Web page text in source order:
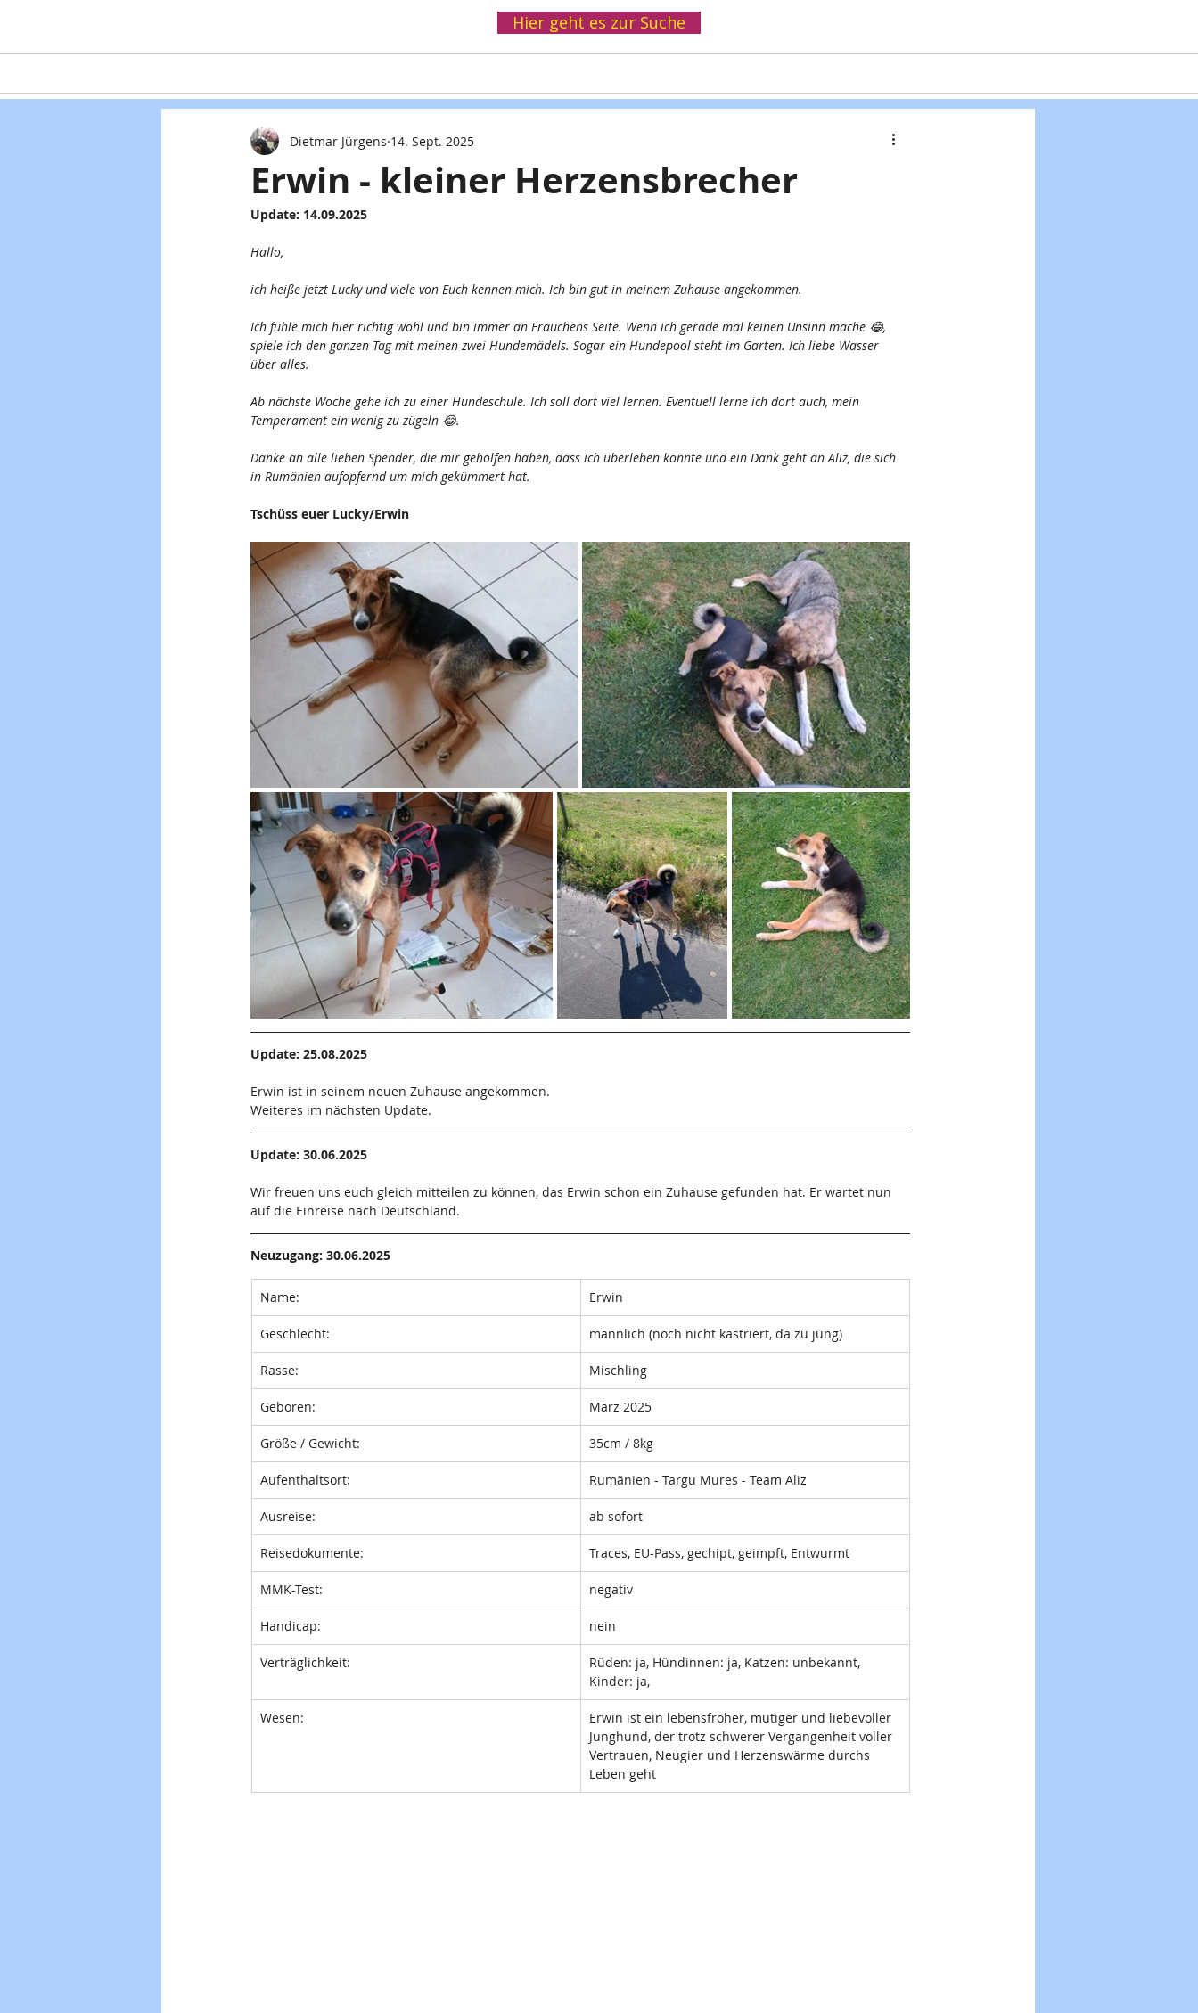
Hier geht es zur Suche
Erwin - kleiner Herzensbrecher
Dietmar Jürgens 14. Sept. 2025
Update: 14.09.2025
Hallo,
ich heiße jetzt Lucky und viele von Euch kennen mich. Ich bin gut in meinem Zuhause angekommen.
Ich fühle mich hier richtig wohl und bin immer an Frauchens Seite. Wenn ich gerade mal keinen Unsinn mache 😂,
spiele ich den ganzen Tag mit meinen zwei Hundemädels. Sogar ein Hundepool steht im Garten. Ich liebe Wasser
über alles.
Ab nächste Woche gehe ich zu einer Hundeschule. Ich soll dort viel lernen. Eventuell lerne ich dort auch, mein
Temperament ein wenig zu zügeln 😂.
Danke an alle lieben Spender, die mir geholfen haben, dass ich überleben konnte und ein Dank geht an Aliz, die sich
in Rumänien aufopfernd um mich gekümmert hat.
Tschüss euer Lucky/Erwin
Update: 25.08.2025
Erwin ist in seinem neuen Zuhause angekommen.
Weiteres im nächsten Update.
Update: 30.06.2025
Wir freuen uns euch gleich mitteilen zu können, das Erwin schon ein Zuhause gefunden hat. Er wartet nun
auf die Einreise nach Deutschland.
Neuzugang: 30.06.2025
Name: Erwin
Geschlecht: männlich (noch nicht kastriert, da zu jung)
Rasse: Mischling
Geboren: März 2025
Größe / Gewicht: 35cm / 8kg
Aufenthaltsort: Rumänien - Targu Mures - Team Aliz
Ausreise: ab sofort
Reisedokumente: Traces, EU-Pass, gechipt, geimpft, Entwurmt
MMK-Test: negativ
Handicap: nein
Verträglichkeit:
Rüden: ja, Hündinnen: ja, Katzen: unbekannt,
Kinder: ja,
Wesen:
Erwin ist ein lebensfroher, mutiger und liebevoller
Junghund, der trotz schwerer Vergangenheit voller
Vertrauen, Neugier und Herzenswärme durchs
Leben geht